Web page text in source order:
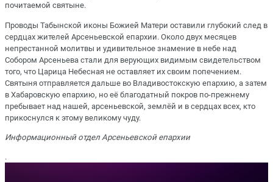
почитаемой святыне.
Проводы Табынской иконы Божией Матери оставили глубокий след в
сердцах жителей Арсеньевской епархии. Около двух месяцев
непрестанной молитвы и удивительное знамение в небе над
Собором Арсеньева стали для верующих видимым свидетельством
того, что Царица Небесная не оставляет их своим попечением.
Святыня отправляется дальше во Владивостокскую епархию, а затем
в Хабаровскую епархию, но её благодатный покров по-прежнему
пребывает над нашей, арсеньевской, землёй и в сердцах всех, кто
прикоснулся к этому великому чуду.
Информационный отдел Арсеньевской епархии
.